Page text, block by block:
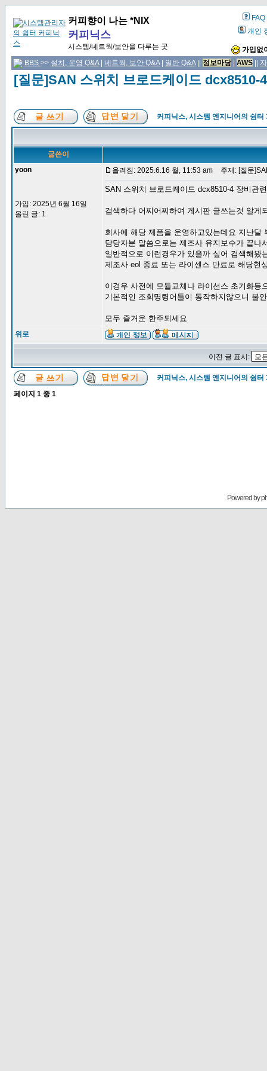
커피향이 나는 *NIX
커피닉스
시스템/네트웍/보안을 다루는 곳
FAQ
개인
가입없
BBS >> 설치, 운영 Q&A| 네트웍, 보안 Q&A| 일반 Q&A|| 정보마당| AWS
[질문]SAN 스위치 브로드케이드 dcx8510-
커피닉스, 시스템 엔지니어의 쉼터
글쓴이
yoon
가입: 2025년 6월 16일
올린 글: 1
올려짐: 2025.6.16 월, 11:53 am 주제: [질문
SAN 스위치 브로드케이드 dcx8510-4 장비관
검색하다 어찌어찌하여 게시판 글쓰는것 알게
회사에 해당 제품을 운영하고있는데요 지난
담당자분 말씀으로는 제조사 유지보수가 끝나
일반적으로 이런경우가 있을까 싶어 검색해봤
제조사 eol 종료 또는 라이센스 만료로 해당현
이경우 사전에 모듈교체나 라이선스 초기화등
기본적인 조회명령어들이 동작하지않으니 불
모두 즐거운 한주되세요
위로
이전 글 표시:
커피닉스, 시스템 엔지니어의 쉼터
페이지 1 중 1
Powered by